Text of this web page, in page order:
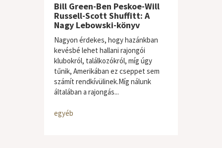
Bill Green-Ben Peskoe-Will
Russell-Scott Shuffitt: A
Nagy Lebowski-könyv
Nagyon érdekes, hogy hazánkban
kevésbé lehet hallani rajongói
klubokról, találkozókról, míg úgy
tűnik, Amerikában ez cseppet sem
számít rendkívülinek.Míg nálunk
általában a rajongás...
egyéb